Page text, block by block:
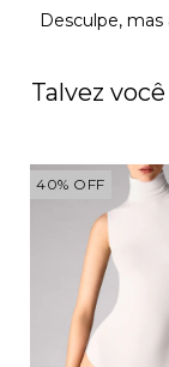
Desculpe,
Talvez
40% OFF